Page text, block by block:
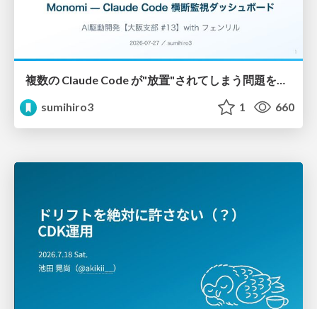
複数の Claude Code が"放置"されてしまう問題をCLI ダッシュボードを自作して解決した話
sumihiro3
1 660